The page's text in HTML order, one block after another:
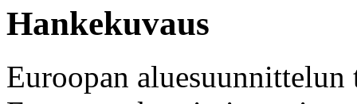
Hankekuvaus
Euroopan